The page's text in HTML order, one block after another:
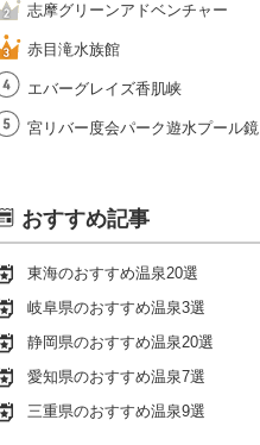
志摩グリーンアドベンチャー
赤目滝水族館
エバーグレイズ香肌峡
宮リバー度会パーク遊水プール鏡
おすすめ記事
東海のおすすめ温泉20選
岐阜県のおすすめ温泉3選
静岡県のおすすめ温泉20選
愛知県のおすすめ温泉7選
三重県のおすすめ温泉9選